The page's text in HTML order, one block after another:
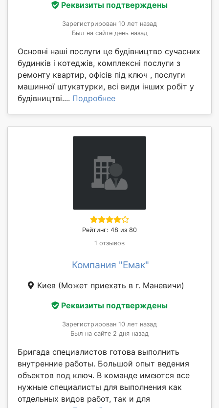
Реквизиты подтверждены
Зарегистрирован 10 лет назад
Был на сайте день назад
Основні наші послуги це будівництво сучасних
будинків і котеджів, комплексні послуги з
ремонту квартир, офісів під ключ , послуги
машинної штукатурки, всі види інших робіт у
будівництві.... Подробнее
Рейтинг: 48 из 80
1 отзывов
Компания "Емак"
Киев (Может приехать в г. Маневичи)
Реквизиты подтверждены
Зарегистрирован 10 лет назад
Был на сайте 2 дня назад
Бригада специалистов готова выполнить
внутренние работы. Большой опыт ведения
объектов под ключ. В команде имеются все
нужные специалисты для выполнения как
отдельных видов работ, так и для